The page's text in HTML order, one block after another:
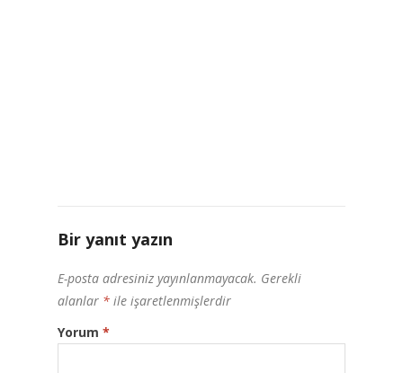
Bir yanıt yazın
E-posta adresiniz yayınlanmayacak. Gerekli
alanlar * ile işaretlenmişlerdir
Yorum *